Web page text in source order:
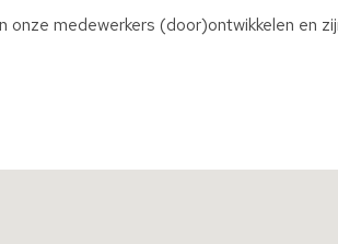
medewerkers (door)ontwikkelen en